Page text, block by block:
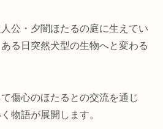
人公・夕闇ほたるの庭に生えてい
る日突然犬型の生物へと変わる
傷心のほたるとの交流を通じ
物語が展開します。